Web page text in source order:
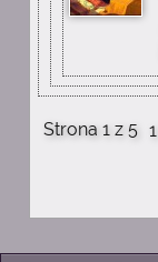
Strona 1 z 5 1